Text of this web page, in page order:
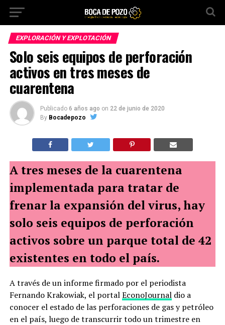
EXPLORACIÓN Y EXPLOTACIÓN
Solo seis equipos de perforación
activos en tres meses de
cuarentena
Publicado 6 años ago on 22 de junio de 2020
By Bocadepozo
A tres meses de la cuarentena
implementada para tratar de
frenar la expansión del virus, hay
solo seis equipos de perforación
activos sobre un parque total de 42
existentes en todo el país.
A través de un informe firmado por el periodista
Fernando Krakowiak, el portalEconoJournaldio a
conocer el estado de las perforaciones de gas y petróleo
en el país, luego de transcurrir todo un trimestre en